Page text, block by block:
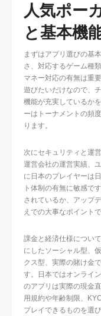
人気ポー
と基本機
まずはアプリ選びの基本
さ、対応するゲーム種
マネー対応の有無は重
遊びたいだけなので、
機能が充実しているか
ーはトーナメントの頻
ります。
次にセキュリティと運
運営会社の運営実績、
に日本のプレイヤーは
ト体制の有無に敏感で
されているか、アップ
えでの大事なポイントで
課金と経済仕様につい
にしたソーシャル型、
クス型、実際の賭け金
す。日本ではオンライ
のアプリは実際の現金
用規約や年齢制限、
プレイできるものを選び